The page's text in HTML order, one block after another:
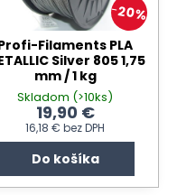
20%
Filaments PLA
Silver 805 1,75
mm / 1 kg
Skladom (>10ks)
19,90 €
16,18 € bez DPH
Do košíka